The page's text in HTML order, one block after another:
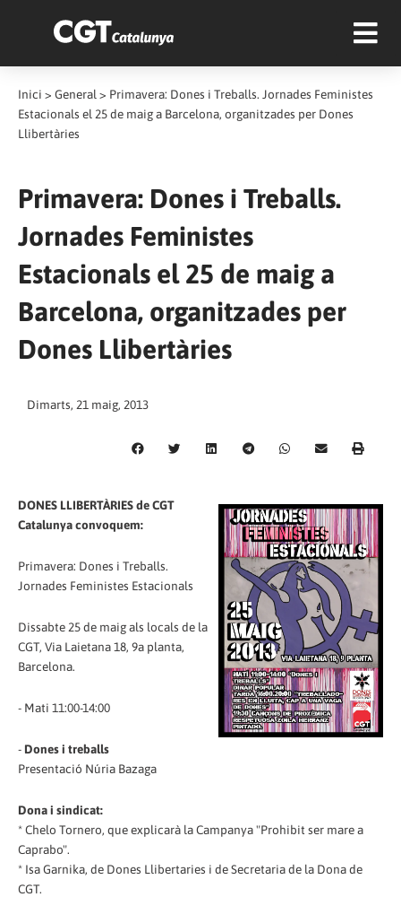
Inici > General > Primavera: Dones i Treballs. Jornades Feministes
Estacionals el 25 de maig a Barcelona, organitzades per Dones
Llibertàries
Primavera: Dones i Treballs.
Jornades Feministes
Estacionals el 25 de maig a
Barcelona, organitzades per
Dones Llibertàries
Dimarts, 21 maig, 2013
DONES LLIBERTÀRIES de CGT
Catalunya convoquem:
Primavera: Dones i Treballs.
Jornades Feministes Estacionals
Dissabte 25 de maig als locals de la
CGT, Via Laietana 18, 9a planta,
Barcelona.
- Mati 11:00-14:00
- Dones i treballs
Presentació Núria Bazaga
Dona i sindicat:
* Chelo Tornero, que explicarà la Campanya "Prohibit ser mare a
Caprabo".
* Isa Garnika, de Dones Llibertaries i de Secretaria de la Dona de
CGT.